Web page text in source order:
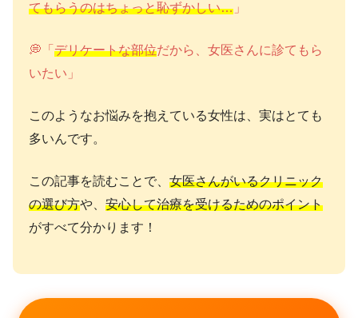
てもらうのはちょっと恥ずかしい… 」
💭「 デリケートな部位だから、女医さんに診てもら
いたい」
このようなお悩みを抱えている女性は、実はとても
多いんです。
この記事を読むことで、 女医さんがいるクリニック
の選び方や、 安心して治療を受けるためのポイント
がすべて分かります！